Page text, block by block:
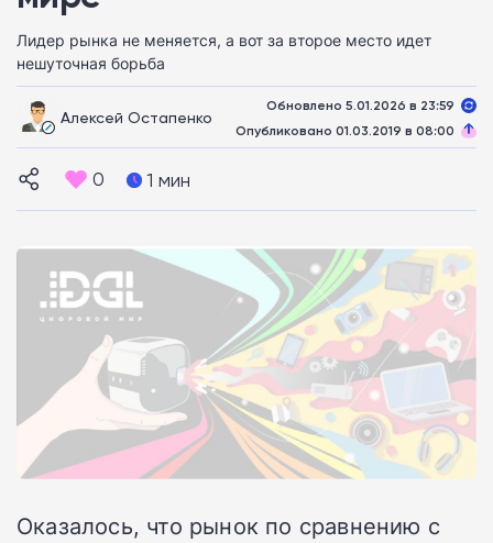
Лидер рынка не меняется, а вот за второе место идет
нешуточная борьба
Алексей Остапенко
Обновлено 5.01.2026 в 23:59
Опубликовано 01.03.2019 в 08:00
0 1 мин
Оказалось, что рынок по сравнению с